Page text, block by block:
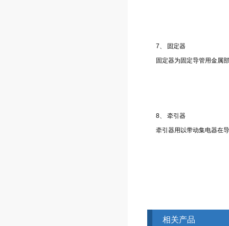
7、 固定器
固定器为固定导管用金属
8、 牵引器
牵引器用以带动集电器在
相关产品